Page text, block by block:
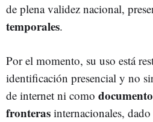
de plena validez nacional,
temporales.
Por el momento, su uso está
identificación presencial y no
de internet ni como
fronteras internacionales,